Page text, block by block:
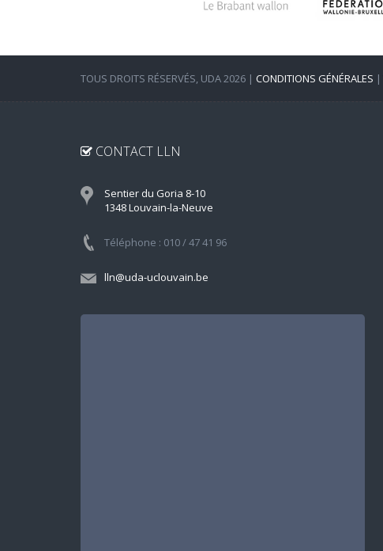
TOUS DROITS RÉSERVÉS, UDA 2026 | CONDITIONS GÉNÉRALES |
CONTACT LLN
Sentier du Goria 8-10
1348 Louvain-la-Neuve
Téléphone : 010 / 47 41 96
lln@uda-uclouvain.be